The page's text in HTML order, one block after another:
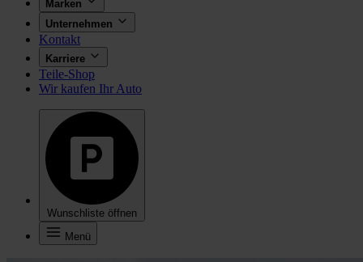
Marken
Unternehmen
Kontakt
Karriere
Teile-Shop
Wir kaufen Ihr Auto
Wunschliste öffnen
Menü